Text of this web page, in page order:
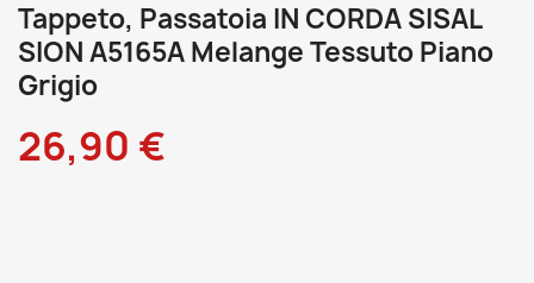
Tappeto, Passatoia IN CORDA SISAL
SION A5165A Melange Tessuto Piano
Grigio
26,90 €